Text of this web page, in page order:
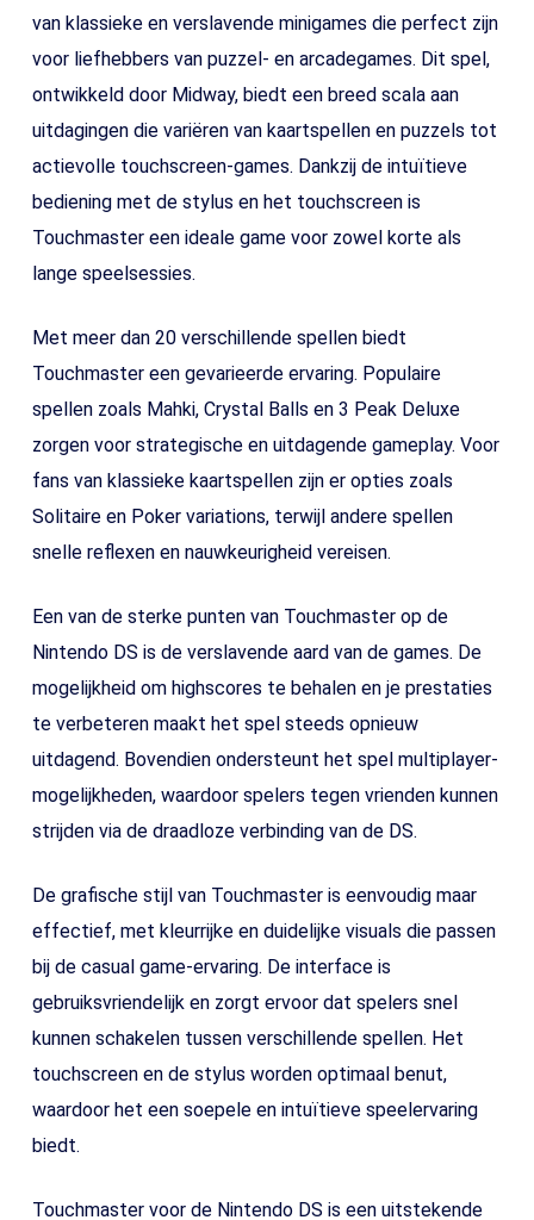
van klassieke en verslavende minigames die perfect zijn
voor liefhebbers van puzzel- en arcadegames. Dit spel,
ontwikkeld door Midway, biedt een breed scala aan
uitdagingen die variëren van kaartspellen en puzzels tot
actievolle touchscreen-games. Dankzij de intuïtieve
bediening met de stylus en het touchscreen is
Touchmaster een ideale game voor zowel korte als
lange speelsessies.
Met meer dan 20 verschillende spellen biedt
Touchmaster een gevarieerde ervaring. Populaire
spellen zoals Mahki, Crystal Balls en 3 Peak Deluxe
zorgen voor strategische en uitdagende gameplay. Voor
fans van klassieke kaartspellen zijn er opties zoals
Solitaire en Poker variations, terwijl andere spellen
snelle reflexen en nauwkeurigheid vereisen.
Een van de sterke punten van Touchmaster op de
Nintendo DS is de verslavende aard van de games. De
mogelijkheid om highscores te behalen en je prestaties
te verbeteren maakt het spel steeds opnieuw
uitdagend. Bovendien ondersteunt het spel multiplayer-
mogelijkheden, waardoor spelers tegen vrienden kunnen
strijden via de draadloze verbinding van de DS.
De grafische stijl van Touchmaster is eenvoudig maar
effectief, met kleurrijke en duidelijke visuals die passen
bij de casual game-ervaring. De interface is
gebruiksvriendelijk en zorgt ervoor dat spelers snel
kunnen schakelen tussen verschillende spellen. Het
touchscreen en de stylus worden optimaal benut,
waardoor het een soepele en intuïtieve speelervaring
biedt.
Touchmaster voor de Nintendo DS is een uitstekende